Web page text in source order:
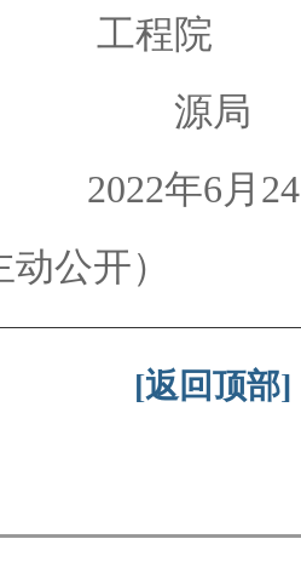
工程
源局
2022年6月
公开）
[返回顶部]